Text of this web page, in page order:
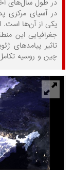
در طول سال‌های
در آسیای مرکزی
یکی از آن‌ها است.
جغرافیایی این
تاثیر پیامدهای
چین و روسیه تکامل